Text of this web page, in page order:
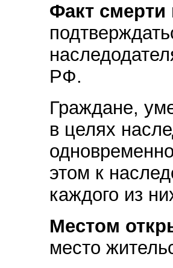
Факт
РФ.
Граждане,
в целях
этом к
каждого из
Местом
место